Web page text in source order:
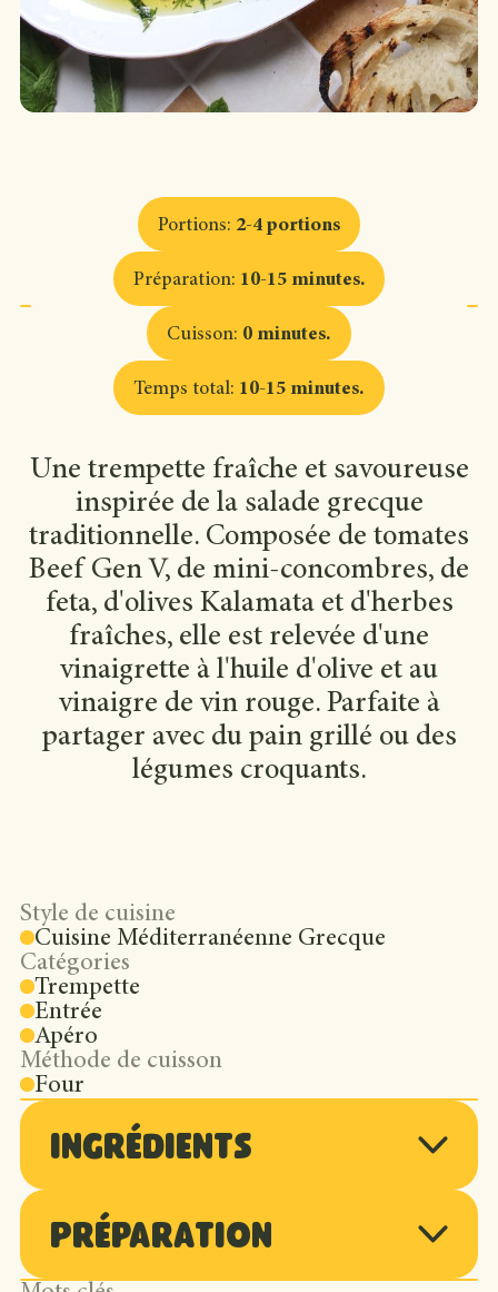
Portions: 2-4 portions
Préparation: 10-15 minutes.
Cuisson: 0 minutes.
Temps total: 10-15 minutes.
Une trempette fraîche et savoureuse
inspirée de la salade grecque
traditionnelle. Composée de tomates
Beef Gen V, de mini-concombres, de
feta, d'olives Kalamata et d'herbes
fraîches, elle est relevée d'une
vinaigrette à l'huile d'olive et au
vinaigre de vin rouge. Parfaite à
partager avec du pain grillé ou des
légumes croquants.
Style de cuisine
Cuisine Méditerranéenne Grecque
Catégories
Trempette
Entrée
Apéro
Méthode de cuisson
Four
Ingrédients
80 ml (⅓ tasse) d’huile d’olive
Préparation